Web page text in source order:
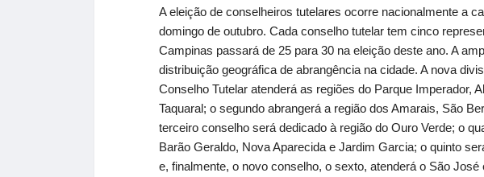
A eleição de conselheiros tutelares ocorre nacionalmente a
domingo de outubro. Cada conselho tutelar tem cinco
Campinas passará de 25 para 30 na eleição deste ano. A
distribuição geográfica de abrangência na cidade. A nova
Conselho Tutelar atenderá as regiões do Parque Imperador,
Taquaral; o segundo abrangerá a região dos Amarais, São
terceiro conselho será dedicado à região do Ouro Verde; o
Barão Geraldo, Nova Aparecida e Jardim Garcia; o quinto
e, finalmente, o novo conselho, o sexto, atenderá o São José